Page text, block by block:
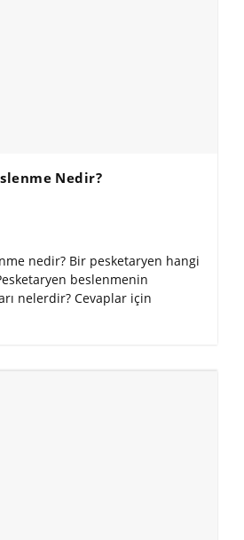
Nedir?
nedir? Bir pesketaryen hangi
beslenmenin
nelerdir? Cevaplar için